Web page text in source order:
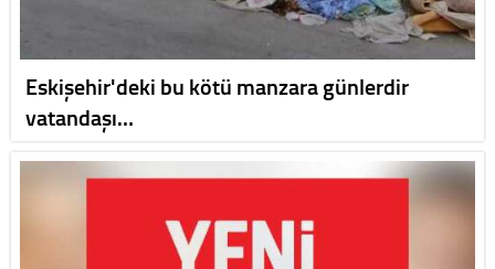
Eskişehir'deki bu kötü manzara günlerdir
vatandaşı…